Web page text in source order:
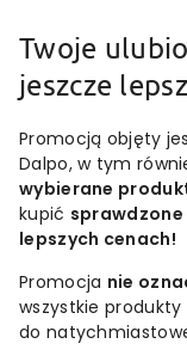
Twoje
jeszcze
Promocją objęty
Dalpo, w tym
wybierane
kupić sprawdzone
lepszych cenach!
Promocja nie
wszystkie produkty
do